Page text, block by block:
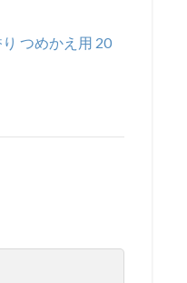
つめかえ用 20